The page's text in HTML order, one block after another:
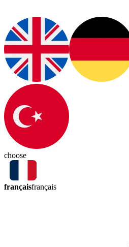
choose
françaisfrançais